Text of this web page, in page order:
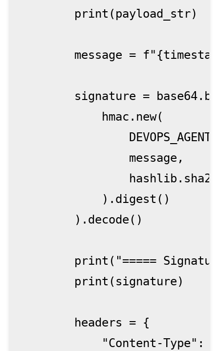
        print(payload_str)
message =
signature =
            hmac.new(
                message,
            ).digest()
        ).decode()
print("=====
        print(signature)
        headers = {
"Content-Type":